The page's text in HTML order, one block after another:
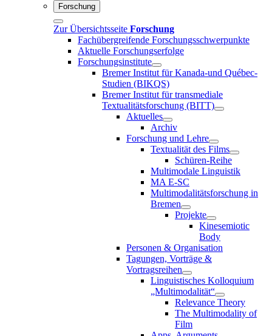
Forschung
Zur Übersichtsseite Forschung
Fachübergreifende Forschungsschwerpunkte
Aktuelle Forschungserfolge
Forschungsinstitute
Bremer Institut für Kanada-und Québec-
Studien (BIKQS)
Bremer Institut für transmediale
Textualitätsforschung (BITT)
Aktuelles
Archiv
Forschung und Lehre
Textualität des Films
Schüren-Reihe
Multimodale Linguistik
MA E-SC
Multimodalitätsforschung in
Bremen
Projekte
Kinesemiotic
Body
Personen & Organisation
Tagungen, Vorträge &
Vortragsreihen
Linguistisches Kolloquium
„Multimodalität“
Relevance Theory
The Multimodality of
Film